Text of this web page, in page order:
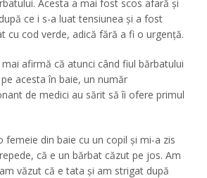
Acesta a mai fost scos afară și
ce i s-a luat tensiunea și a fost
cu cod verde, adică fără a fi o urgență.
afirmă că atunci când fiul bărbatului
acesta în baie, un număr
de medici au sărit să îi ofere primul
femeie din baie cu un copil și mi-a zis
că e un bărbat căzut pe jos. Am
văzut că e tata și am strigat după